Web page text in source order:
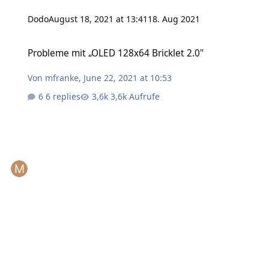
DodoAugust 18, 2021 at 13:41 18. Aug 2021
Probleme mit „OLED 128x64 Bricklet 2.0"
Von mfranke, June 22, 2021 at 10:53
6 replies
3,6k Aufrufe